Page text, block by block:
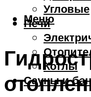
Угловые
Печи
Котлы
Сауны и
Меню